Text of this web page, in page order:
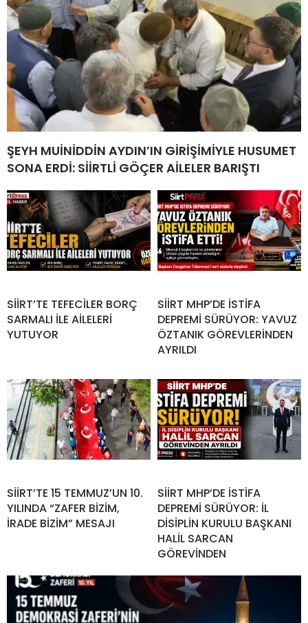
ŞEYH MUİNİDDİN AYDIN’IN GİRİŞİMİYLE HUSUMET
SONA ERDİ: SİİRTLİ GÖÇER AİLELER BARIŞTI
SİİRT’TE TEFECİLER BORÇ
SARMALI İLE AİLELERİ
YUTUYOR
SİİRT MHP’DE İSTİFA
DEPREMİ SÜRÜYOR: YAVUZ
ÖZTANIK GÖREVLERİNDEN
AYRILDI
SİİRT’TE 15 TEMMUZ’UN 10.
YILINDA “ZAFER BİZİM,
İRADE BİZİM” MESAJI
SİİRT MHP’DE İSTİFA
DEPREMİ SÜRÜYOR: İL
DİSİPLİN KURULU BAŞKANI
HALİL SARCAN
GÖREVİNDEN